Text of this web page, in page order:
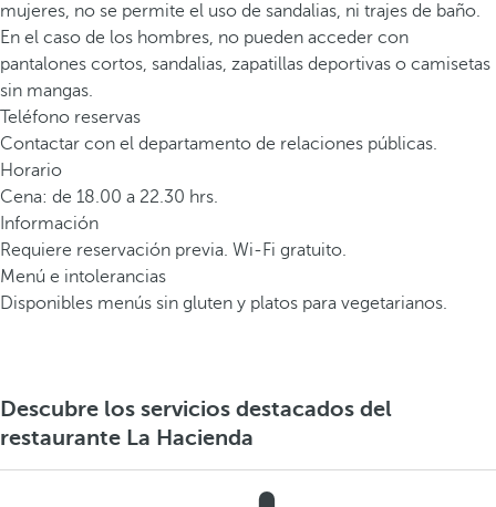
mujeres, no se permite el uso de sandalias, ni trajes de baño.
En el caso de los hombres, no pueden acceder con
pantalones cortos, sandalias, zapatillas deportivas o camisetas
sin mangas.
Teléfono reservas
Contactar con el departamento de relaciones públicas.
Horario
Cena: de 18.00 a 22.30 hrs.
Información
Requiere reservación previa. Wi-Fi gratuito.
Menú e intolerancias
Disponibles menús sin gluten y platos para vegetarianos.
Descubre los servicios destacados del
restaurante La Hacienda